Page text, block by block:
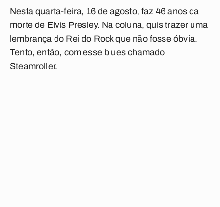
Nesta quarta-feira, 16 de agosto, faz 46 anos da
morte de Elvis Presley. Na coluna, quis trazer uma
lembrança do Rei do Rock que não fosse óbvia.
Tento, então, com esse blues chamado
Steamroller.